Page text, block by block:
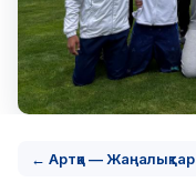
← Артқа — Жаңалықтар